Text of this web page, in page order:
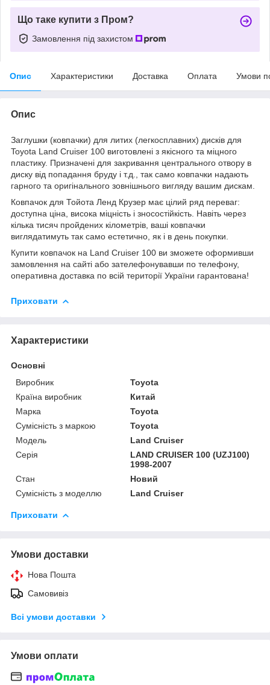
Що таке купити з Пром?
Замовлення під захистом
Опис Характеристики Доставка Оплата Умови
Опис
Заглушки (ковпачки) для литих (легкосплавних) дисків для
Toyota Land Cruiser 100 виготовлені з якісного та міцного
пластику. Призначені для закривання центрального отвору в
диску від попадання бруду і т.д., так само ковпачки надають
гарного та оригінального зовнішнього вигляду вашим дискам.
Ковпачок для Тойота Ленд Крузер має цілий ряд переваг:
доступна ціна, висока міцність і зносостійкість. Навіть через
кілька тисяч пройдених кілометрів, ваші ковпачки
виглядатимуть так само естетично, як і в день покупки.
Купити ковпачок на Land Cruiser 100 ви зможете оформивши
замовлення на сайті або зателефонувавши по телефону,
оперативна доставка по всій території України гарантована!
Приховати
Характеристики
Основні
Виробник
Toyota
Країна виробник
Китай
Марка
Toyota
Сумісність з маркою
Toyota
Модель
Land Cruiser
Серія
LAND CRUISER 100 (UZJ100)
1998-2007
Стан
Новий
Сумісність з моделлю
Land Cruiser
Приховати
Умови доставки
Нова Пошта
Самовивіз
Всі умови доставки
Умови оплати